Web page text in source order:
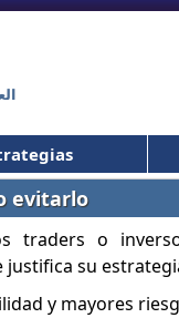
evitarlo
traders o
su
y mayores